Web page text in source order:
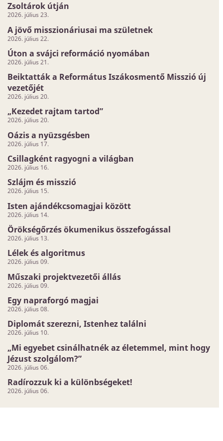
Zsoltárok útján
2026. július 23.
A jövő misszionáriusai ma születnek
2026. július 22.
Úton a svájci reformáció nyomában
2026. július 21.
Beiktatták a Református Iszákosmentő Misszió új
vezetőjét
2026. július 20.
„Kezedet rajtam tartod”
2026. július 20.
Oázis a nyüzsgésben
2026. július 17.
Csillagként ragyogni a világban
2026. július 16.
Szlájm és misszió
2026. július 15.
Isten ajándékcsomagjai között
2026. július 14.
Örökségőrzés ökumenikus összefogással
2026. július 13.
Lélek és algoritmus
2026. július 09.
Műszaki projektvezetői állás
2026. július 09.
Egy napraforgó magjai
2026. július 08.
Diplomát szerezni, Istenhez találni
2026. július 10.
„Mi egyebet csinálhatnék az életemmel, mint hogy
Jézust szolgálom?”
2026. július 06.
Radírozzuk ki a különbségeket!
2026. július 06.